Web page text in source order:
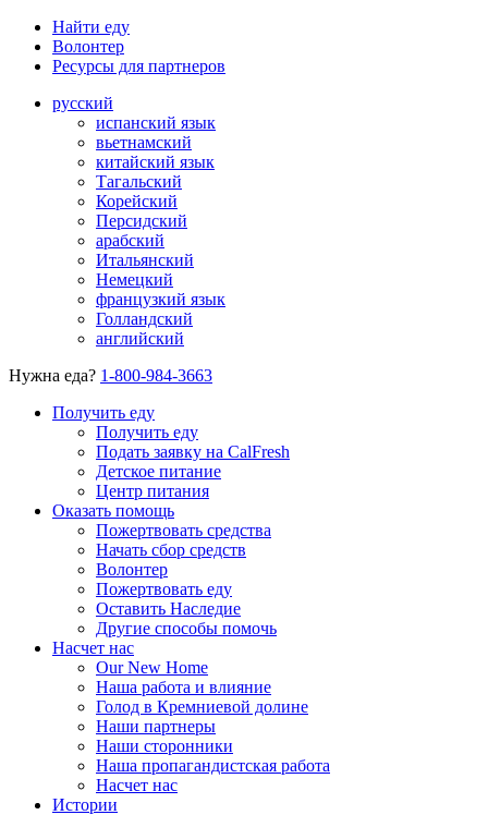
Найти еду
Волонтер
Ресурсы для партнеров
русский
испанский язык
вьетнамский
китайский язык
Тагальский
Корейский
Персидский
арабский
Итальянский
Немецкий
французкий язык
Голландский
английский
Нужна еда? 1-800-984-3663
Получить еду
Получить еду
Подать заявку на CalFresh
Детское питание
Центр питания
Оказать помощь
Пожертвовать средства
Начать сбор средств
Волонтер
Пожертвовать еду
Оставить Наследие
Другие способы помочь
Насчет нас
Our New Home
Наша работа и влияние
Голод в Кремниевой долине
Наши партнеры
Наши сторонники
Наша пропагандистская работа
Насчет нас
Истории